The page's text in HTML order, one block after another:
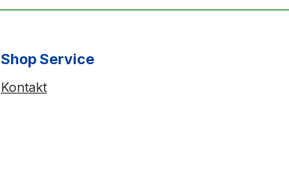
Shop Service
Kontakt